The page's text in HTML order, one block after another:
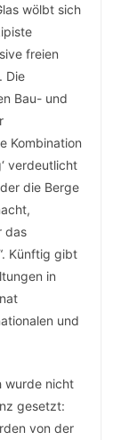
wölbt sich
freien
Die
Bau- und
Kombination
verdeutlicht
die Berge
das
Künftig gibt
in
und
wurde nicht
gesetzt:
von der